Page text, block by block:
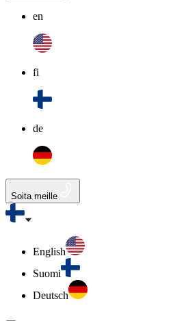
en
fi
de
Soita meille
English
Suomi
Deutsch